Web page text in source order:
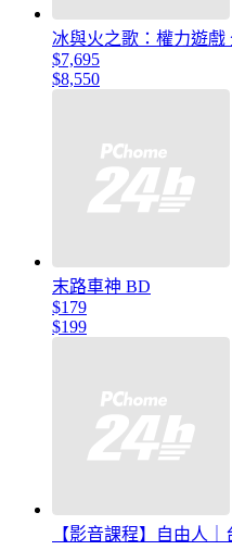
冰與火之歌：權力遊戲
$7,695
$8,550
末路車神 BD
$179
$199
【影音課程】自由人